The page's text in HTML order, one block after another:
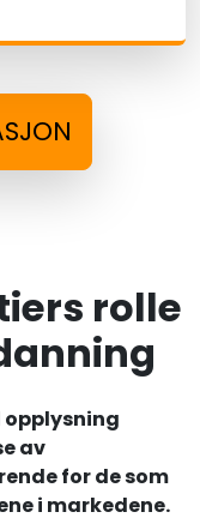
rolle
opplysning
av
for de som
i markedene.